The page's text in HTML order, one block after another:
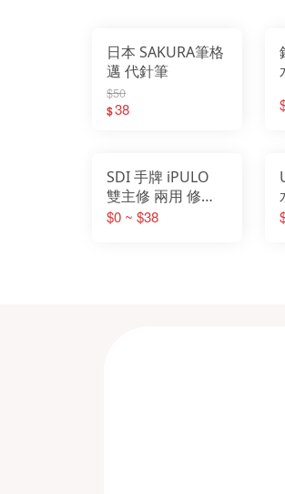
日本 SAKURA筆格
邁 代針筆
$50
$38
SDI 手牌 iPULO
雙主修 兩用 修正
帶
$0 ~ $38